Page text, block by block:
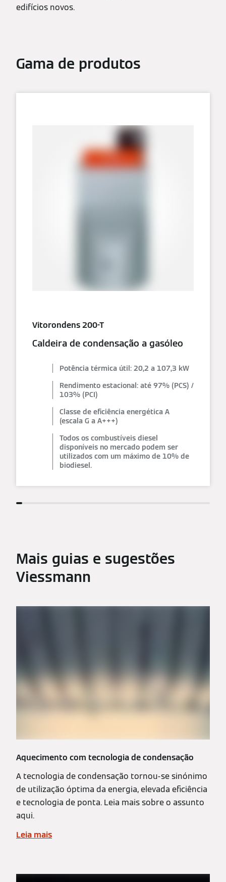
edifícios novos.
Gama de produtos
Vitorondens 200-T
Caldeira de condensação a gasóleo
Potência térmica útil: 20,2 a 107,3 kW
Rendimento estacional: até 97% (PCS) /
103% (PCI)
Classe de eficiência energética A
(escala G a A+++)
Todos os combustíveis diesel
disponíveis no mercado podem ser
utilizados com um máximo de 10% de
biodiesel.
Mais guias e sugestões
Viessmann
Aquecimento com tecnologia de condensação
A tecnologia de condensação tornou-se sinónimo
de utilização óptima da energia, elevada eficiência
e tecnologia de ponta. Leia mais sobre o assunto
aqui.
Leia mais